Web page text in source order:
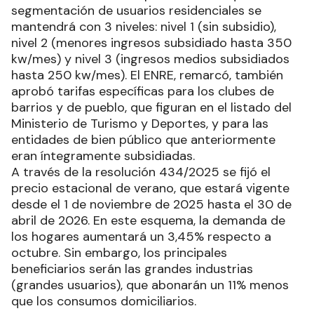
segmentación de usuarios residenciales se
mantendrá con 3 niveles: nivel 1 (sin subsidio),
nivel 2 (menores ingresos subsidiado hasta 350
kw/mes) y nivel 3 (ingresos medios subsidiados
hasta 250 kw/mes). El ENRE, remarcó, también
aprobó tarifas específicas para los clubes de
barrios y de pueblo, que figuran en el listado del
Ministerio de Turismo y Deportes, y para las
entidades de bien público que anteriormente
eran íntegramente subsidiadas.
A través de la resolución 434/2025 se fijó el
precio estacional de verano, que estará vigente
desde el 1 de noviembre de 2025 hasta el 30 de
abril de 2026. En este esquema, la demanda de
los hogares aumentará un 3,45% respecto a
octubre. Sin embargo, los principales
beneficiarios serán las grandes industrias
(grandes usuarios), que abonarán un 11% menos
que los consumos domiciliarios.